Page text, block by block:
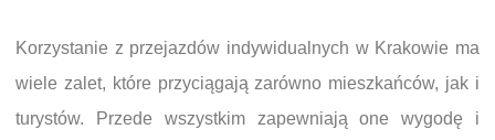
Korzystanie z przejazdów indywidualnych w Krakowie ma
wiele zalet, które przyciągają zarówno mieszkańców, jak i
turystów. Przede wszystkim zapewniają one wygodę i